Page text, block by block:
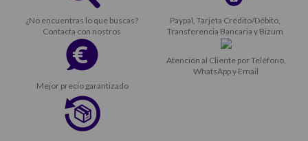
¿No encuentras lo que buscas?
Contacta con nostros
Paypal, Tarjeta Crédito/Débito,
Transferencia Bancaria y Bizum
Mejor precio garantizado
Atención al Cliente por Teléfono,
WhatsApp y Email